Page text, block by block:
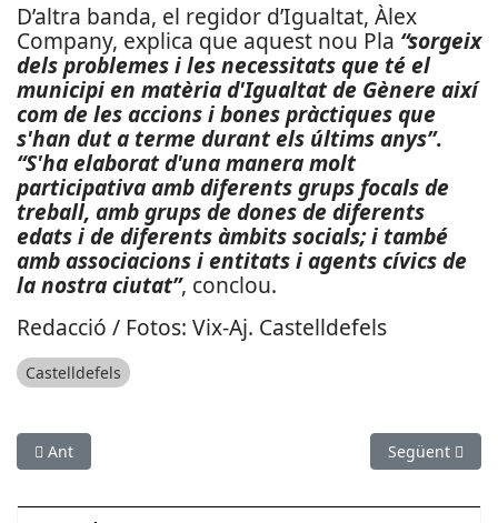
D’altra banda, el regidor d’Igualtat, Àlex
Company, explica que aquest nou Pla “sorgeix
dels problemes i les necessitats que té el
municipi en matèria d'Igualtat de Gènere així
com de les accions i bones pràctiques que
s'han dut a terme durant els últims anys”.
“S'ha elaborat d'una manera molt
participativa amb diferents grups focals de
treball, amb grups de dones de diferents
edats i de diferents àmbits socials; i també
amb associacions i entitats i agents cívics de
la nostra ciutat”, conclou.
Redacció / Fotos: Vix-Aj. Castelldefels
Castelldefels
Article anterior: Un estudi pronostica un envelliment de la
Ant Article
Següent